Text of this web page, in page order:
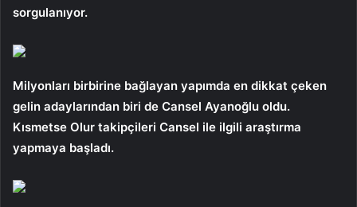
sorgulanıyor.
Milyonları birbirine bağlayan yapımda en dikkat çeken
gelin adaylarından biri de Cansel Ayanoğlu oldu.
Kısmetse Olur takipçileri Cansel ile ilgili araştırma
yapmaya başladı.